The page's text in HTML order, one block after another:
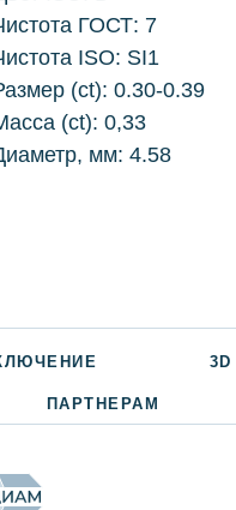
ГОСТ: 7
ISO: SI1
(ct): 0.30-0.39
(ct): 0,33
мм: 4.58
ПАРТНЕРАМ